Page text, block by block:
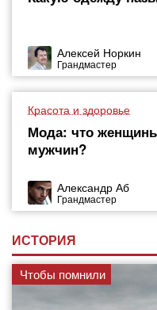
Алексей Норкин
Грандмастер
Красота и здоровье
Мода: что
мужчин?
Александр Аб
Грандмастер
ИСТОРИЯ
Чтобы помнили